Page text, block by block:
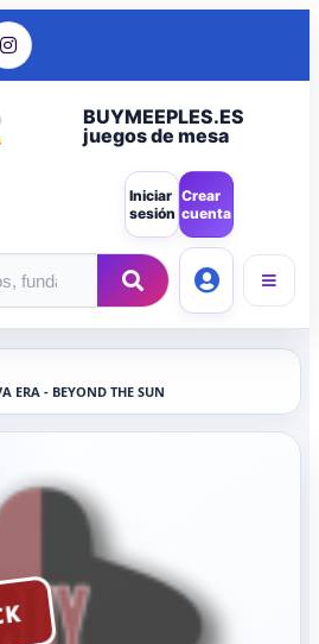
BUYMEEPLES.ES
juegos de mesa
Iniciar
sesión
Crear
cuenta
ERA - BEYOND THE SUN